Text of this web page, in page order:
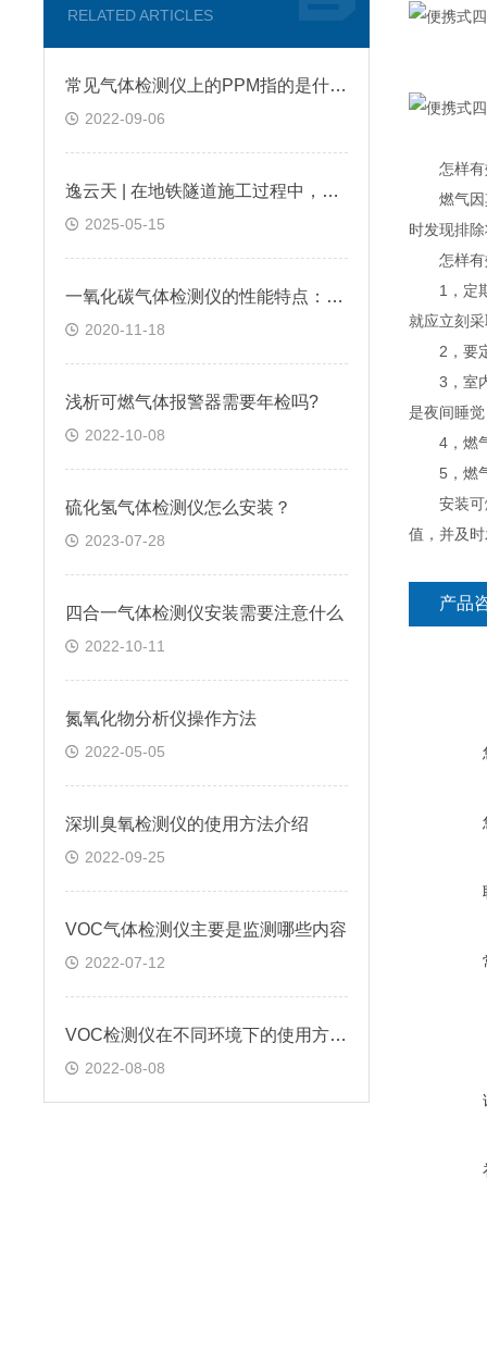
RELATED ARTICLES
常见气体检测仪上的PPM指的是什么?
2022-09-06
逸云天 | 在地铁隧道施工过程中，便携式气体检测仪是如何预警缺氧环境的？
2025-05-15
一氧化碳气体检测仪的性能特点：逸云天分享
2020-11-18
浅析可燃气体报警器需要年检吗?
2022-10-08
硫化氢气体检测仪怎么安装？
2023-07-28
四合一气体检测仪安装需要注意什么
2022-10-11
氮氧化物分析仪操作方法
2022-05-05
深圳臭氧检测仪的使用方法介绍
2022-09-25
VOC气体检测仪主要是监测哪些内容
2022-07-12
VOC检测仪在不同环境下的使用方法?
2022-08-08
怎样有效
燃气因其
时发现排
怎样有效
1，定期
就应立刻
2，要定
3，室内
是夜间睡
4，燃气
5，燃气
安装可燃
值，并及
产品